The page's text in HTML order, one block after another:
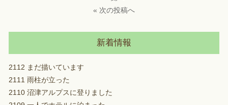
« 次の投稿へ
新着情報
2112 まだ描いています
2111 雨柱が立った
2110 沼津アルプスに登りました